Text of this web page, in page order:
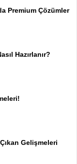
Premium Çözümler
Hazırlanır?
Gelişmeleri